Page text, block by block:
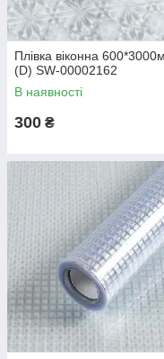
Плівка віконна
(D) SW-00002162
В наявності
300 ₴